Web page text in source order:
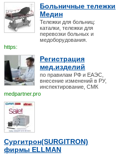
Больничные тележки
Медин
Тележки для больниц:
каталки, тележки для
перевозки больных и
медоборудования.
https:
Регистрация
мед.изделий
по правилам РФ и ЕАЭС,
внесение изменений в РУ,
инспектирование, СМК
medpartner.pro
Сургитрон(SURGITRON)
фирмы ELLMAN